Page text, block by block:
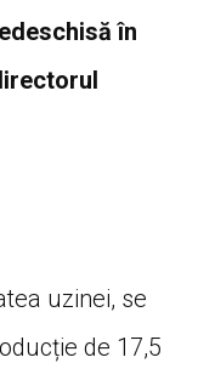
în
uzinei, se
de 17,5